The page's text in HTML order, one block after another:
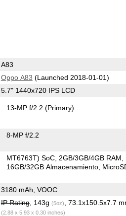
A83
Oppo A83 (Launched 2018-01-01)
5.7" 1440x720 IPS LCD
13-MP f/2.2(Primary)
8-MP f/2.2
MT6763T) SoC 2GB/3GB/4GB RAM
16GB/32GB Almacenamiento
3180 mAh, VOOC
IP Rating, 143g (5oz) , 73.1x150.5x7.7
(2.88 x 5.93 x 0.30 inches)